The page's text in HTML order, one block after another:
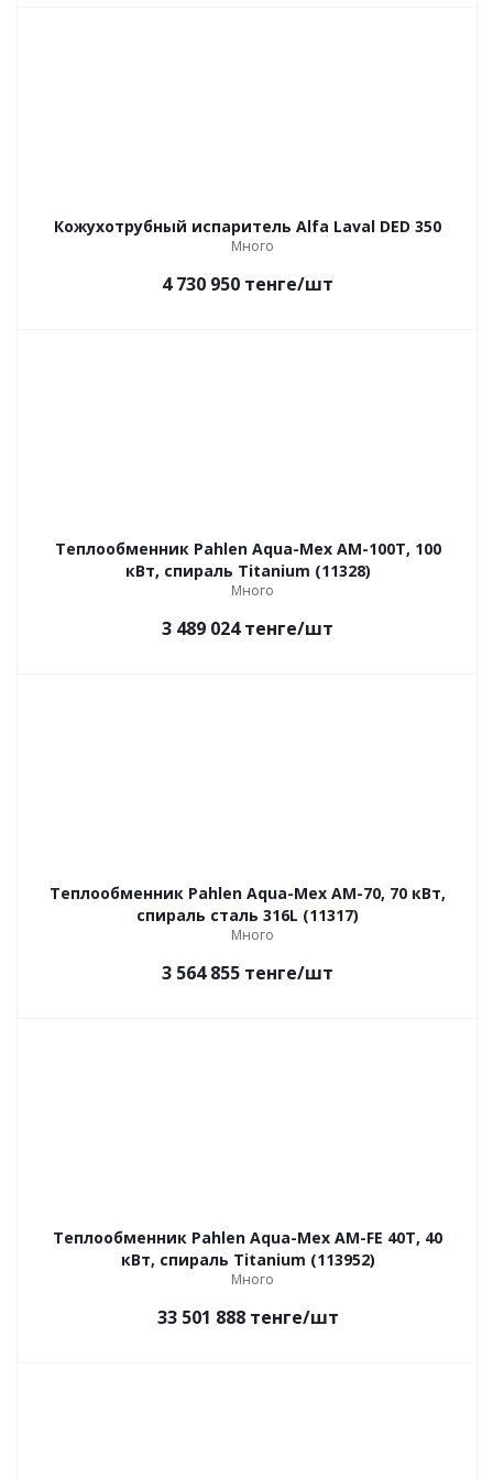
Кожухотрубный испаритель Alfa Laval DED 350
Много
4 730 950 тенге/шт
Теплообменник Pahlen Aqua-Mex AM-100T, 100
кВт, спираль Titanium (11328)
Много
3 489 024тенге/шт
Теплообменник Pahlen Aqua-Mex AM-70, 70 кВт,
спираль сталь 316L (11317)
Много
3 564 855 тенге/шт
Теплообменник Pahlen Aqua-Mex AM-FE 40T, 40
кВт, спираль Titanium (113952)
Много
33 501 888тенге/шт